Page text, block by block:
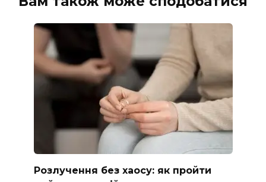
Розлучення без хаосу: як пройти